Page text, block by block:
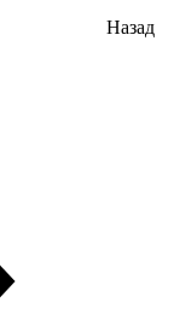
Назад